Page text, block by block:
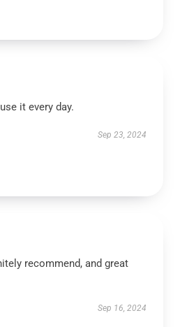
it every day.
Sep 23, 2024
recommend, and great
Sep 16, 2024